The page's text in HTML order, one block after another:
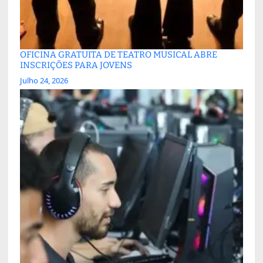
OFICINA GRATUITA DE TEATRO MUSICAL ABRE
INSCRIÇÕES PARA JOVENS
Julho 24, 2026